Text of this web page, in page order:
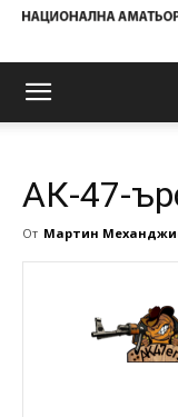
АК-47-
От Мартин